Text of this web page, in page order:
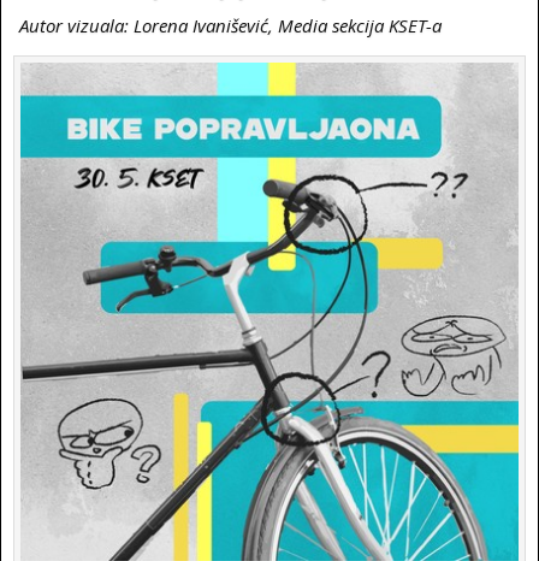
Autor vizuala: Lorena Ivanišević, Media sekcija KSET-a